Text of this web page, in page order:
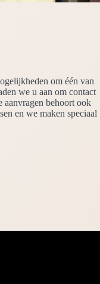
om één van
we u aan om contact
aanvragen behoort ook
en we maken speciaal